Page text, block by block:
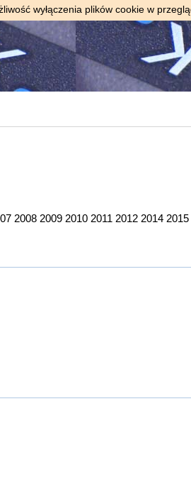
wyłączenia plików cookie w
2008 2009 2010 2011 2012 2014 2015